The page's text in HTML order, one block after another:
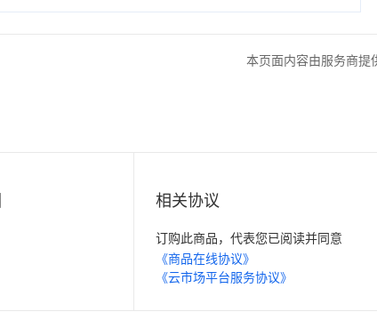
本页面内容由服务商提
相关协议
订购此商品，代表您已阅读并同意
《商品在线协议》
《云市场平台服务协议》